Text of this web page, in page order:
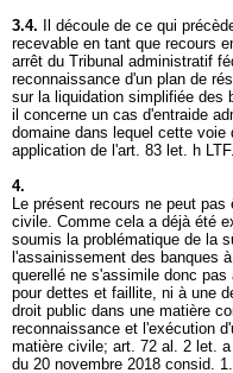
3.4. Il découle de ce qui
recevable en tant que recours
arrêt du Tribunal administratif
reconnaissance d'un plan de
sur la liquidation simplifiée des
il concerne un cas d'entraide
domaine dans lequel cette
application de l'art. 83 let. h
4.
Le présent recours ne peut
civile. Comme cela a déjà été
soumis la problématique de la
l'assainissement des banques
querellé ne s'assimile donc
pour dettes et faillite, ni à une
droit public dans une matière
reconnaissance et l'exécution
matière civile; art. 72 al. 2 let.
du 20 novembre 2018 consid.